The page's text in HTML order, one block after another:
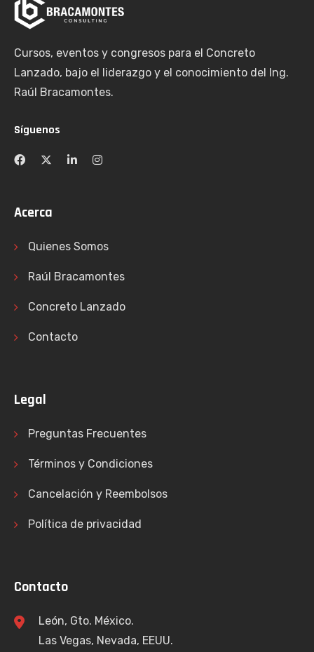
Cursos, eventos y congresos para el Concreto
Lanzado, bajo el liderazgo y el conocimiento del Ing.
Raúl Bracamontes.
Síguenos
Acerca
Quienes Somos
Raúl Bracamontes
Concreto Lanzado
Contacto
Legal
Preguntas Frecuentes
Términos y Condiciones
Cancelación y Reembolsos
Política de privacidad
Contacto
León, Gto. México.
Las Vegas, Nevada, EEUU.